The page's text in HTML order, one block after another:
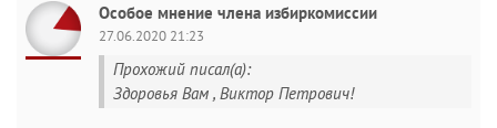
Особое мнение члена избиркомиссии
27.06.2020 21:23
Прохожий писал(а):
Здоровья Вам , Виктор Петрович!